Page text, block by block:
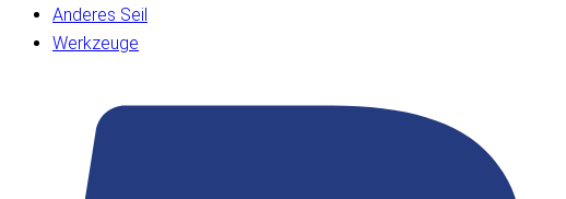
Anderes Seil
Werkzeuge